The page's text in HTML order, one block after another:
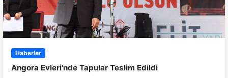
Haberler
Angora Evleri'nde Tapular Teslim Edildi